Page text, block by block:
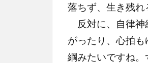
落ちず、生き残れ
反対に、自律神
がったり、心拍
綱みたいですね。